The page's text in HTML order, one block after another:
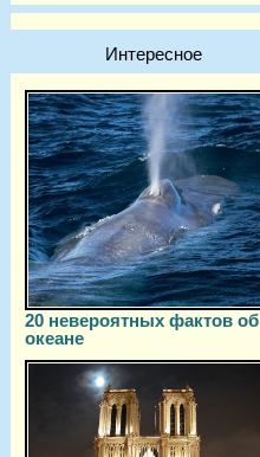
Интересное
20 невероятных фактов об
океане